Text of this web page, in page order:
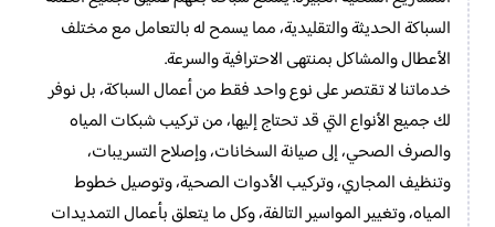
السباكة الحديثة والتقليدية، مما يسمح له بالتعامل مع مختلف
الأعطال والمشاكل بمنتهى الاحترافية والسرعة.
خدماتنا لا تقتصر على نوع واحد فقط من أعمال السباكة، بل نوفر
لك جميع الأنواع التي قد تحتاج إليها، من تركيب شبكات المياه
والصرف الصحي، إلى صيانة السخانات، وإصلاح التسريبات،
وتنظيف المجاري، وتركيب الأدوات الصحية، وتوصيل خطوط
المياه، وتغيير المواسير التالفة، وكل ما يتعلق بأعمال التمديدات